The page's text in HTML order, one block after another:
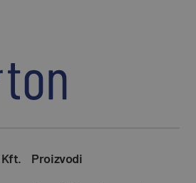
Proizvodi